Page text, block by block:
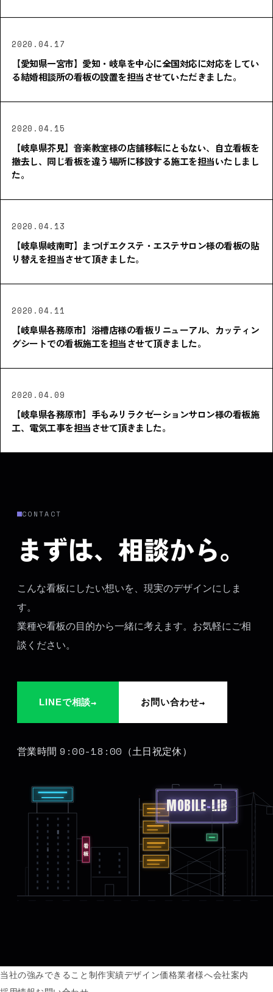
2020.04.17
【愛知県一宮市】愛知・岐阜を中心に全国対応に対応をしてい
る結婚相談所の看板の設置を担当させていただきました。
2020.04.15
【岐阜県芥見】音楽教室様の店舗移転にともない、自立看板を
撤去し、同じ看板を違う場所に移設する施工を担当いたしまし
た。
2020.04.13
【岐阜県岐南町】まつげエクステ・エステサロン様の看板の貼
り替えを担当させて頂きました。
2020.04.11
【岐阜県各務原市】浴槽店様の看板リニューアル、カッティン
グシートでの看板施工を担当させて頂きました。
2020.04.09
【岐阜県各務原市】手もみリラクゼーションサロン様の看板施
工、電気工事を担当させて頂きました。
CONTACT
まずは、相談から。
こんな看板にしたい想いを、現実のデザインにしま
す。
業種や看板の目的から一緒に考えます。お気軽にご相
談ください。
LINEで相談→ お問い合わせ→
営業時間 9:00-18:00 （土日祝定休）
看板
MOBILE-LIB
当社の強みできること制作実績デザイン価格業者様へ会社案内